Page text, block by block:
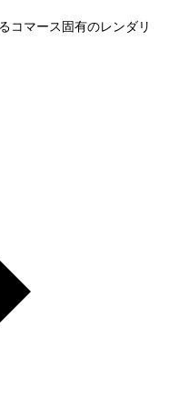
コマース固有のレンダリ